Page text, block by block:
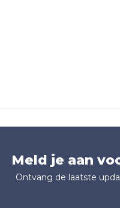
Meld je aan
Ontvang de laatste